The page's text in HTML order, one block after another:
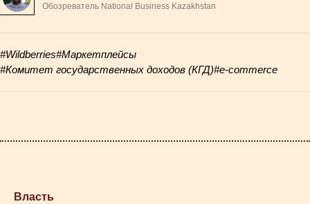
Обозреватель National Business Kazakhstan
#Wildberries#Маркетплейсы
#Комитет государственных доходов (КГД)#e-commerce
Власть